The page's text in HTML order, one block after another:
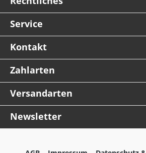
Service
Kontakt
Zahlarten
Versandarten
Newsletter